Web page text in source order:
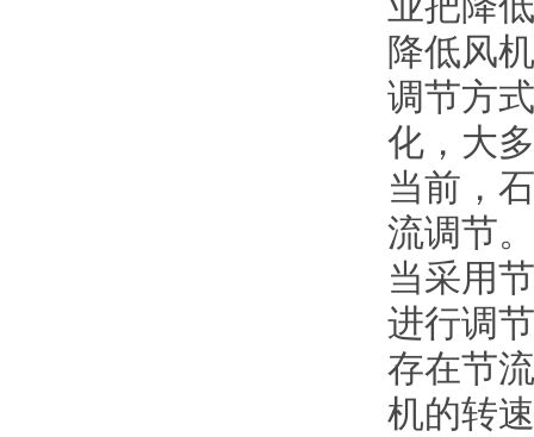
降低风
调节方
化，大
当前，
流调节。
当采用
进行调
存在节
机的转